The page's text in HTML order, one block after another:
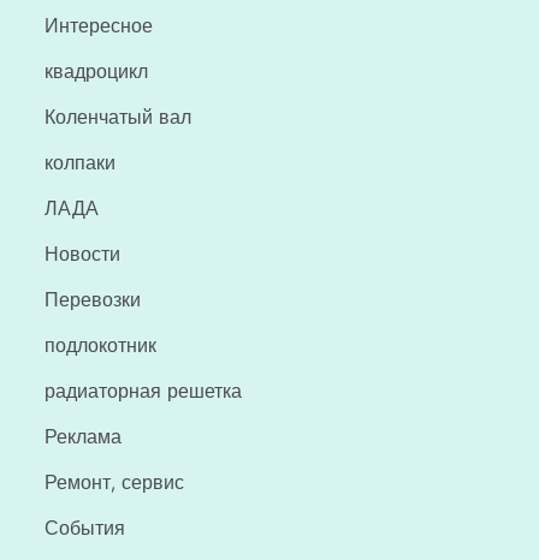
Интересное
квадроцикл
Коленчатый вал
колпаки
ЛАДА
Новости
Перевозки
подлокотник
радиаторная решетка
Реклама
Ремонт, сервис
События